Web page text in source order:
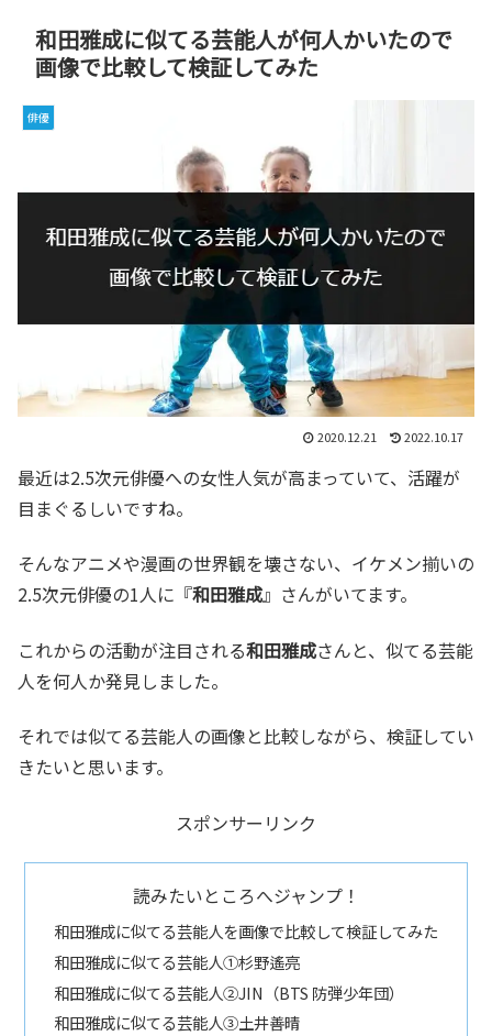
和田雅成に似てる芸能人が何人かいたので
画像で比較して検証してみた
俳優
2020.12.21 2022.10.17
最近は2.5次元俳優への女性人気が高まっていて、活躍が
目まぐるしいですね。
そんなアニメや漫画の世界観を壊さない、イケメン揃いの
2.5次元俳優の1人に『和田雅成』さんがいてます。
これからの活動が注目される和田雅成さんと、似てる芸能
人を何人か発見しました。
それでは似てる芸能人の画像と比較しながら、検証してい
きたいと思います。
スポンサーリンク
読みたいところへジャンプ！
和田雅成に似てる芸能人を画像で比較して検証してみた
和田雅成に似てる芸能人①杉野遙亮
和田雅成に似てる芸能人②JIN（BTS 防弾少年団）
和田雅成に似てる芸能人③土井善晴